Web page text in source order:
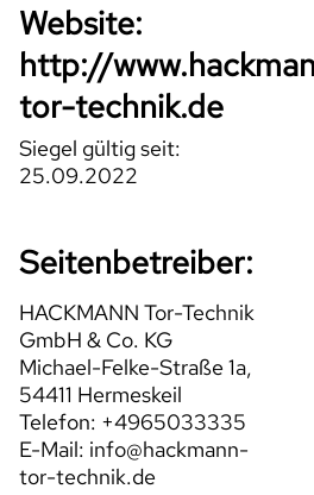
Website:
http://
tor-technik.de
Siegel gültig seit:
25.09.2022
Seitenbetreiber:
HACKMANN Tor-Technik
GmbH & Co. KG
Michael-Felke-Straße 1a,
54411 Hermeskeil
Telefon: +4965033335
E-Mail: info@hackmann-
tor-technik.de